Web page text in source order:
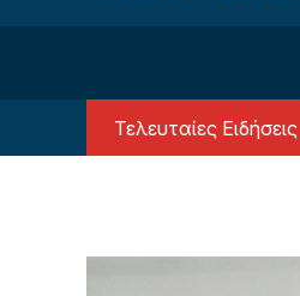
Τελευταίες Ειδήσεις
από τον Ολυμπιακό ο